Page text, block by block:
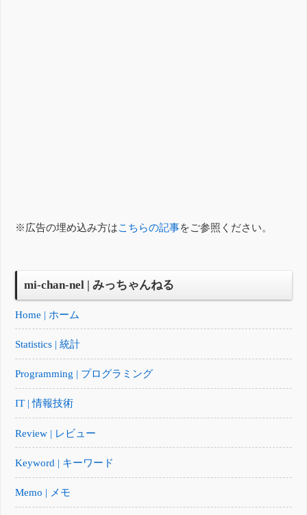
※広告の埋め込み方はこちらの記事をご参照ください。
mi-chan-nel | みっちゃんねる
Home | ホーム
Statistics | 統計
Programming | プログラミング
IT | 情報技術
Review | レビュー
Keyword | キーワード
Memo | メモ